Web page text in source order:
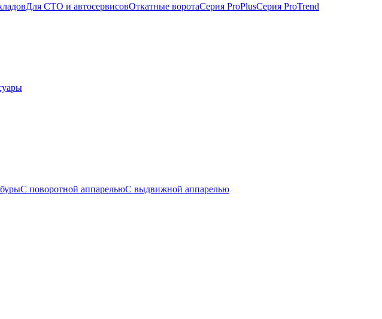
Для СТО и автосервисовОткатные воротаСерия ProPlusСерия ProTrend
С поворотной аппарельюС выдвижной аппарелью